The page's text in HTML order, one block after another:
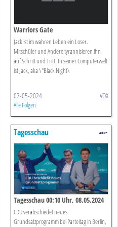
Warriors Gate
Jack ist im wahren Leben ein Loser.
Mitschüler und Andere tyrannisieren ihn
auf Schritt und Tritt. In seiner Computerwelt
ist Jack, aka \"Black Night\
07-05-2024 VOX
Alle Folgen
Tagesschau
Tagesschau 00:10 Uhr, 08.05.2024
CDU verabschiedet neues
Grundsatzprogramm bei Parteitag in Berlin,